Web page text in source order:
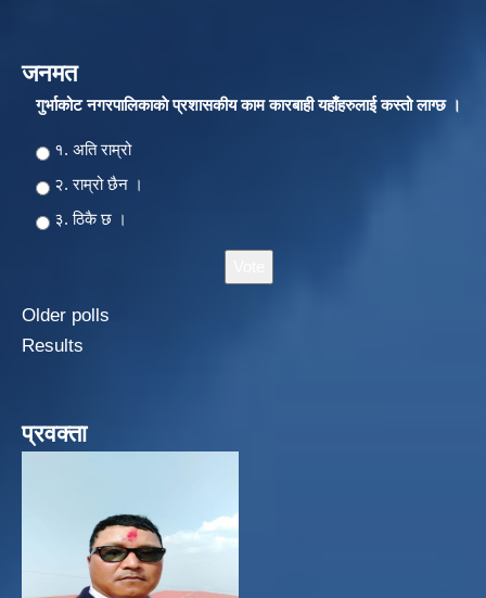
जनमत
गुर्भाकोट नगरपालिकाकाे प्रशासकीय काम कारबाही यहाँहरुलाई कस्तो लाग्छ ।
Choices
१. अति राम्रो
२‍‍. राम्रो छैन ।
३. ठिकै छ ।
Older polls
Results
प्रवक्ता